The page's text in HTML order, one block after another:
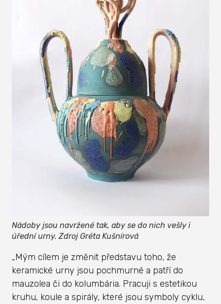
Nádoby jsou navržené tak, aby se do nich vešly i
úřední urny. Zdroj Gréta Kušnírová
„Mým cílem je změnit představu toho, že
keramické urny jsou pochmurné a patří do
mauzolea či do kolumbária. Pracuji s estetikou
kruhu, koule a spirály, které jsou symboly cyklu,